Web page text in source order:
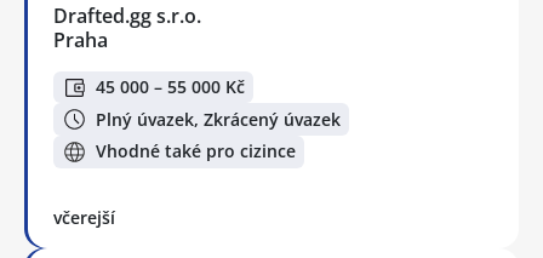
Drafted.gg s.r.o.
Praha
45 000 – 55 000 Kč
Plný úvazek, Zkrácený úvazek
Vhodné také pro cizince
včerejší